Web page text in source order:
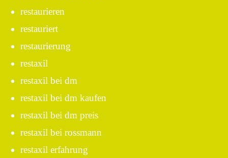
restaurieren
restauriert
restaurierung
restaxil
restaxil bei dm
restaxil bei dm kaufen
restaxil bei dm preis
restaxil bei rossmann
restaxil erfahrung